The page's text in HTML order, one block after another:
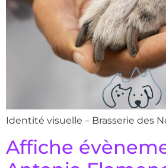
Identité visuelle – Brasserie des
Affiche